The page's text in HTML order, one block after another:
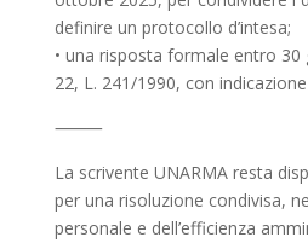
definire un protocollo d’intesa;
• una risposta formale entro 30
22, L. 241/1990, con
⸻
La scrivente UNARMA resta
per una risoluzione condivisa,
personale e dell’efficienza